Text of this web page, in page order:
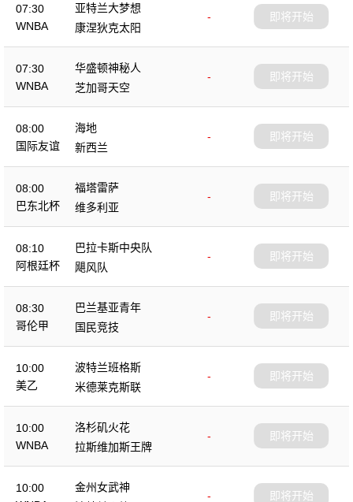
07:30
WNBA
亚特兰大梦想
-
康涅狄克太阳
即将开始
07:30
WNBA
华盛顿神秘人
-
芝加哥天空
即将开始
08:00
国际友谊
海地
-
新西兰
即将开始
08:00
巴东北杯
福塔雷萨
-
维多利亚
即将开始
08:10
阿根廷杯
巴拉卡斯中央队
-
飓风队
即将开始
08:30
哥伦甲
巴兰基亚青年
-
国民竞技
即将开始
10:00
美乙
波特兰班格斯
-
米德莱克斯联
即将开始
10:00
WNBA
洛杉矶火花
-
拉斯维加斯王牌
即将开始
10:00
金州女武神
-
即将开始